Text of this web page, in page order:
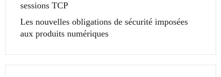
sessions TCP
Les nouvelles obligations de sécurité imposées
aux produits numériques